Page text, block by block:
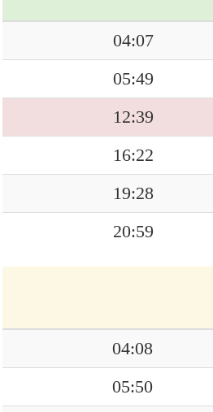
04:07
05:49
12:39
16:22
19:28
20:59
04:08
05:50